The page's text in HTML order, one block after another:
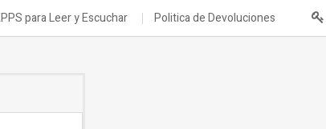
para Leer y Escuchar Politica de Devoluciones